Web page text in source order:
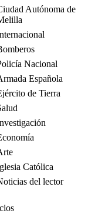
Autónoma de
Nacional
Española
de Tierra
Católica
del lector